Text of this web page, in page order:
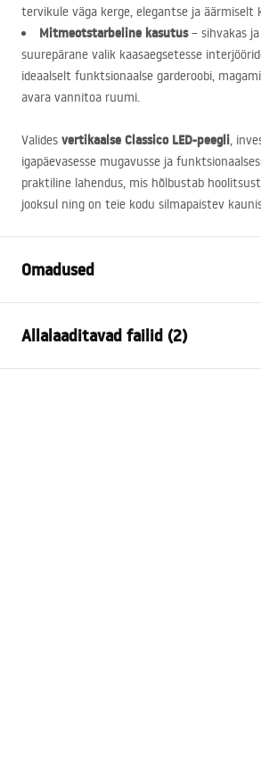
tervikule väga kerge, elegantse ja äärmiselt
Mitmeotstarbeline kasutus– sihvakas
suurepärane valik kaasaegsetesse
ideaalselt funktsionaalse garderoobi,
avara vannitoa ruumi.
Valides vertikaalse Classico LED-peegli,
igapäevasesse mugavusse ja
praktiline lahendus, mis hõlbustab
jooksul ning on teie kodu silmapaistev
Omadused
Laius
Sügavus
20mm
Allalaaditavad failid (2)